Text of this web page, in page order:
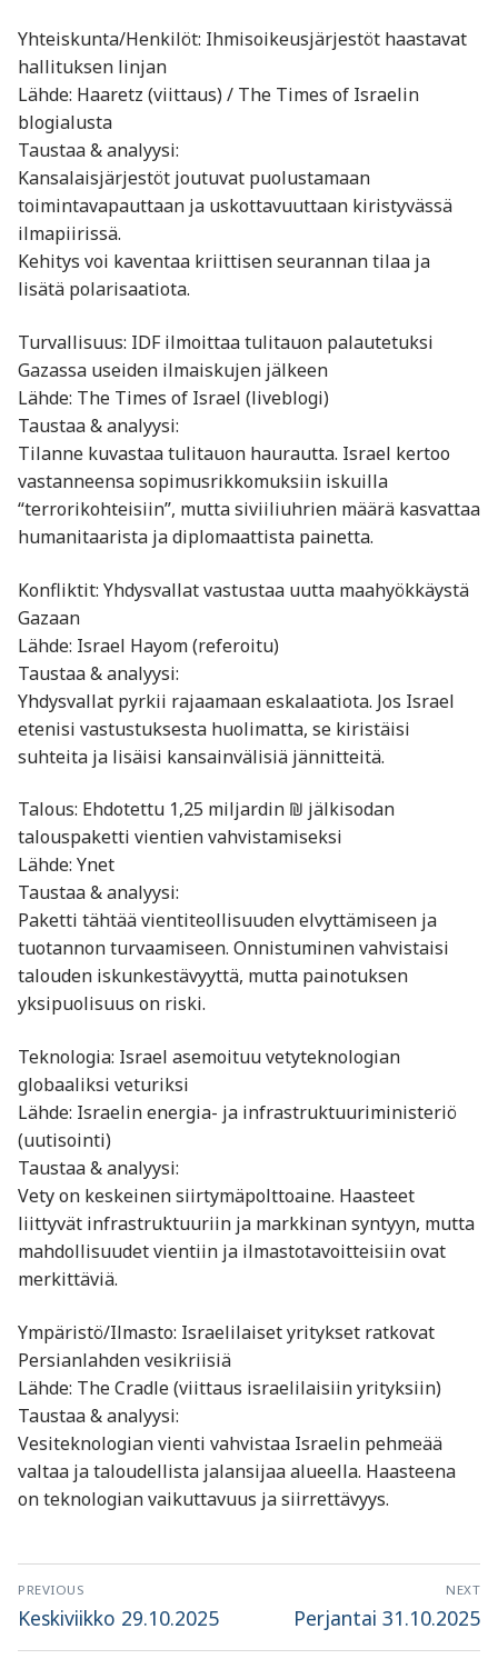
Yhteiskunta/Henkilöt: Ihmisoikeusjärjestöt haastavat
hallituksen linjan
Lähde: Haaretz (viittaus) / The Times of Israelin
blogialusta
Taustaa & analyysi:
Kansalaisjärjestöt joutuvat puolustamaan
toimintavapauttaan ja uskottavuuttaan kiristyvässä
ilmapiirissä.
Kehitys voi kaventaa kriittisen seurannan tilaa ja
lisätä polarisaatiota.
Turvallisuus: IDF ilmoittaa tulitauon palautetuksi
Gazassa useiden ilmaiskujen jälkeen
Lähde: The Times of Israel (liveblogi)
Taustaa & analyysi:
Tilanne kuvastaa tulitauon haurautta. Israel kertoo
vastanneensa sopimusrikkomuksiin iskuilla
“terrorikohteisiin”, mutta siviiliuhrien määrä kasvattaa
humanitaarista ja diplomaattista painetta.
Konfliktit: Yhdysvallat vastustaa uutta maahyökkäystä
Gazaan
Lähde: Israel Hayom (referoitu)
Taustaa & analyysi:
Yhdysvallat pyrkii rajaamaan eskalaatiota. Jos Israel
etenisi vastustuksesta huolimatta, se kiristäisi
suhteita ja lisäisi kansainvälisiä jännitteitä.
Talous: Ehdotettu 1,25 miljardin ₪ jälkisodan
talouspaketti vientien vahvistamiseksi
Lähde: Ynet
Taustaa & analyysi:
Paketti tähtää vientiteollisuuden elvyttämiseen ja
tuotannon turvaamiseen. Onnistuminen vahvistaisi
talouden iskunkestävyyttä, mutta painotuksen
yksipuolisuus on riski.
Teknologia: Israel asemoituu vetyteknologian
globaaliksi veturiksi
Lähde: Israelin energia- ja infrastruktuuriministeriö
(uutisointi)
Taustaa & analyysi:
Vety on keskeinen siirtymäpolttoaine. Haasteet
liittyvät infrastruktuuriin ja markkinan syntyyn, mutta
mahdollisuudet vientiin ja ilmastotavoitteisiin ovat
merkittäviä.
Ympäristö/Ilmasto: Israelilaiset yritykset ratkovat
Persianlahden vesikriisiä
Lähde: The Cradle (viittaus israelilaisiin yrityksiin)
Taustaa & analyysi:
Vesiteknologian vienti vahvistaa Israelin pehmeää
valtaa ja taloudellista jalansijaa alueella. Haasteena
on teknologian vaikuttavuus ja siirrettävyys.
Artikkelien
selaus
PREVIOUS
Previous
Keskiviikko 29.10.2025
NEXT
Next
Perjantai 31.10.2025